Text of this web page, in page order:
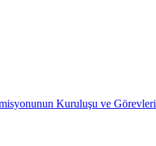
Kuruluşu ve Görevleri